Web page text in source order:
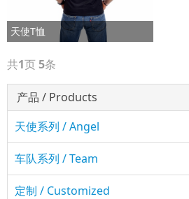
天使T恤
共1页 5条
产品 / Products
天使系列 / Angel
车队系列 / Team
定制 / Customized